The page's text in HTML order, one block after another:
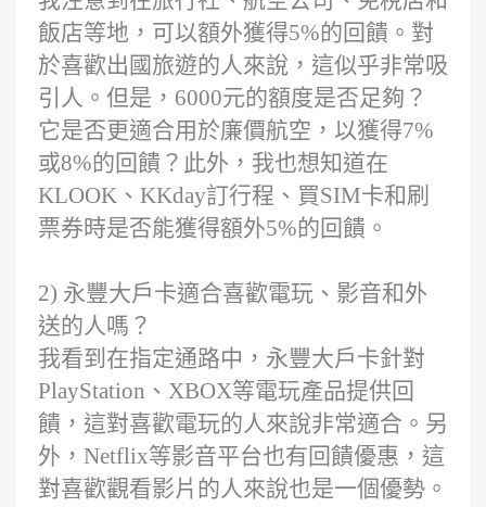
飯店等地，可以額外獲得5%的回饋。對
於喜歡出國旅遊的人來說，這似乎非常吸
引人。但是，6000元的額度是否足夠？
它是否更適合用於廉價航空，以獲得7%
或8%的回饋？此外，我也想知道在
KLOOK、KKday訂行程、買SIM卡和刷
票券時是否能獲得額外5%的回饋。
2) 永豐大戶卡適合喜歡電玩、影音和外
送的人嗎？
我看到在指定通路中，永豐大戶卡針對
PlayStation、XBOX等電玩產品提供回
饋，這對喜歡電玩的人來說非常適合。另
外，Netflix等影音平台也有回饋優惠，這
對喜歡觀看影片的人來說也是一個優勢。